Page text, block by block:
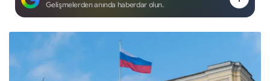
Gelişmelerden anında haberdar olun.